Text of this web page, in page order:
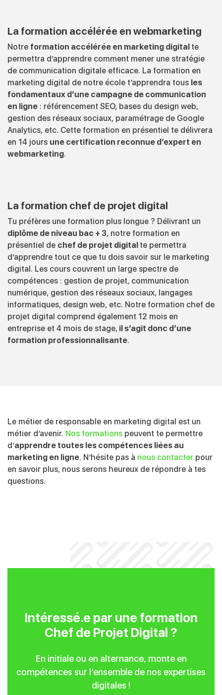
La formation accélérée en webmarketing
Notre formation accélérée en marketing digital te
permettra d’apprendre comment mener une stratégie
de communication digitale efficace. La formation en
marketing digital de notre école t’apprendra tous les
fondamentaux d’une campagne de communication
en ligne : référencement SEO, bases du design web,
gestion des réseaux sociaux, paramétrage de Google
Analytics, etc. Cette formation en présentiel te délivrera
en 14 jours une certification reconnue d’expert en
webmarketing.
La formation chef de projet digital
Tu préfères une formation plus longue ? Délivrant un
diplôme de niveau bac + 3, notre formation en
présentiel de chef de projet digital te permettra
d’apprendre tout ce que tu dois savoir sur le marketing
digital. Les cours couvrent un large spectre de
compétences : gestion de projet, communication
numérique, gestion des réseaux sociaux, langages
informatiques, design web, etc. Notre formation chef de
projet digital comprend également 12 mois en
entreprise et 4 mois de stage, il s’agit donc d’une
formation professionnalisante.
Le métier de responsable en marketing digital est un
métier d’avenir. Nos formations peuvent te permettre
d’apprendre toutes les compétences liées au
marketing en ligne. N’hésite pas à nous contacter pour
en savoir plus, nous serons heureux de répondre à tes
questions.
Intéressé.e par une formation
Chef de Projet Digital ?
En initiale ou en alternance, monte en
compétences sur l’ensemble de nos expertises
digitales !